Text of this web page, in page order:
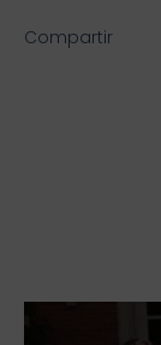
Compartir